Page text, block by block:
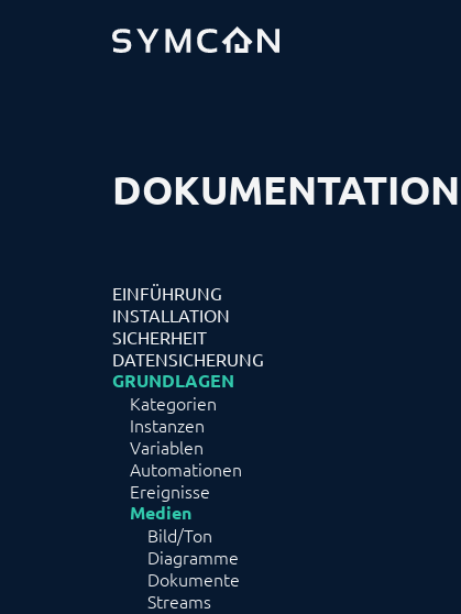
DOKUMENTATION
EINFÜHRUNG
INSTALLATION
SICHERHEIT
DATENSICHERUNG
GRUNDLAGEN
Kategorien
Instanzen
Variablen
Automationen
Ereignisse
Medien
Bild/Ton
Diagramme
Dokumente
Streams